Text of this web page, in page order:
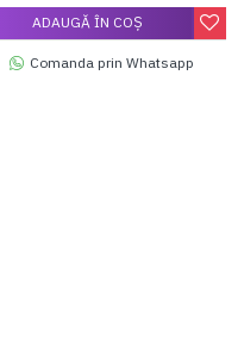
ADAUGĂ ÎN COŞ
Comanda prin Whatsapp